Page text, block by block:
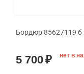
Бордюр 85627119 б
5 700₽ нет в